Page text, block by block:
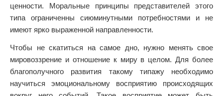
ценности. Моральные принципы представителей этого
типа ограниченны сиюминутными потребностями и не
имеют ярко выраженной направленности.
Чтобы не скатиться на самое дно, нужно менять свое
мировоззрение и отношение к миру в целом. Для более
благополучного развития такому типажу необходимо
научиться эмоциональному восприятию происходящих